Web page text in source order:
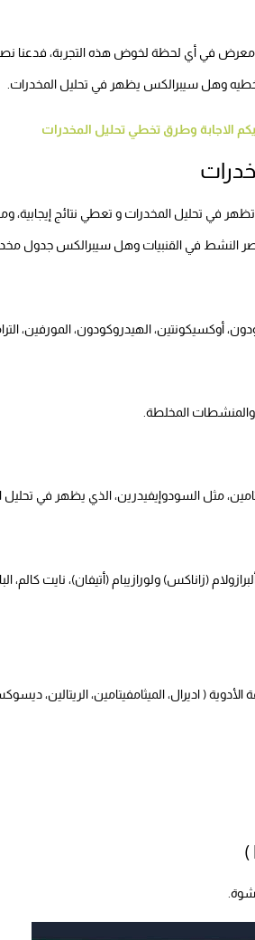
في أي لحظة لخوض هذه التجربة، فدعنا
وهل سيبرالكس يظهر في تحليل المخدرات.
الاجابة وطرق تخطي تحليل المخدرات
في تحليل المخدرات و تعطي نتائج إيجابية،
النشط في القنبيات وهل سيبرالكس جدول
أوكسيكونتين، الهيدروكودون، المورفين،
والمنشطات المخلطة.
مثل السودوإيفيدرين، الذي يظهر في تحليل
(زاناكس) ولورازيبام (أتيفان)، نايت كالم،
( اديرال، الميثامفيتامين، الريتالين،